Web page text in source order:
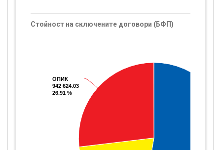
Стойност на сключените договори (БФП)
ОПИК
942 624.03
26.91 %
ОПИК
942 624.03
26.91 %